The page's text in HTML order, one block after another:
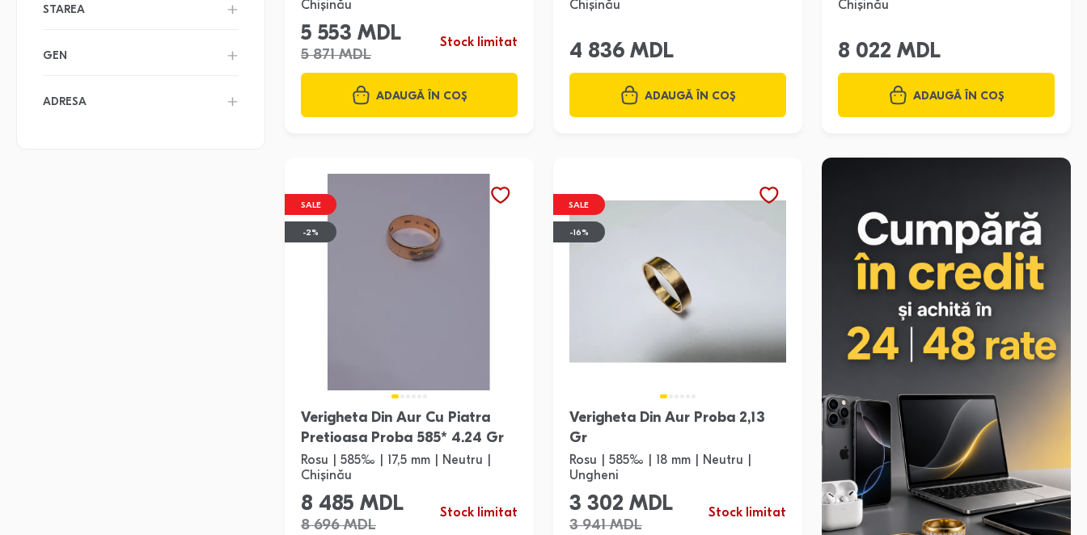
STAREA
GEN
ADRESA
Chișinău
5 553 MDL
5 871 MDL
Stock limitat
ADAUGĂ ÎN COȘ
Chișinău
4 836 MDL
ADAUGĂ ÎN COȘ
Chișinău
8 022 MDL
ADAUGĂ ÎN COȘ
SALE
-2%
Verigheta Din Aur Cu Piatra
Pretioasa Proba 585* 4.24 Gr
Rosu | 585‰ | 17,5 mm | Neutru |
Chișinău
8 485 MDL
8 696 MDL
Stock limitat
SALE
-16%
Verigheta Din Aur Proba 2,13
Gr
Rosu | 585‰ | 18 mm | Neutru |
Ungheni
3 302 MDL
3 941 MDL
Stock limitat